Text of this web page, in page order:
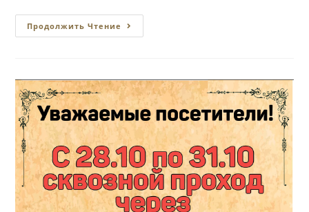
Продолжить Чтение 8
Ноября
Дворце
Состоится
Концерт
«Музыкальная
Сборная
России
В
Воронцовском
Дворце»